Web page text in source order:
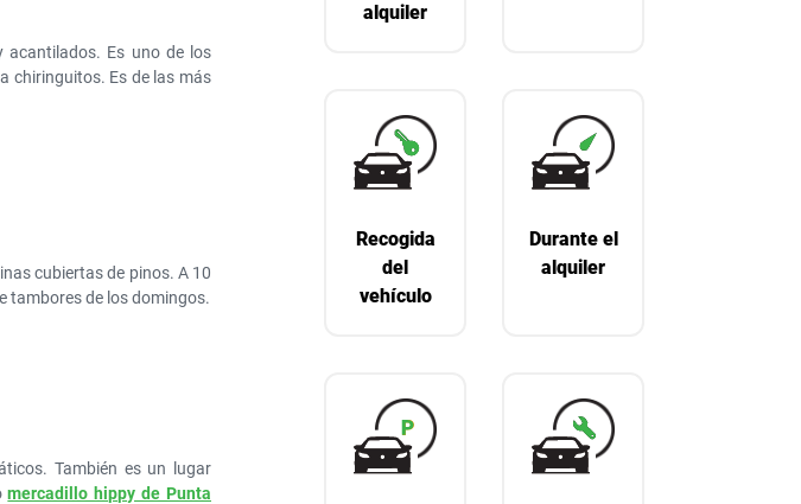
acantilados. Es uno de los
chiringuitos. Es de las más
cubiertas de pinos. A 10
tambores de los domingos.
También es un lugar
mercadillo hippy de Punta
alquiler
Recogida
del
vehículo
Durante el
alquiler